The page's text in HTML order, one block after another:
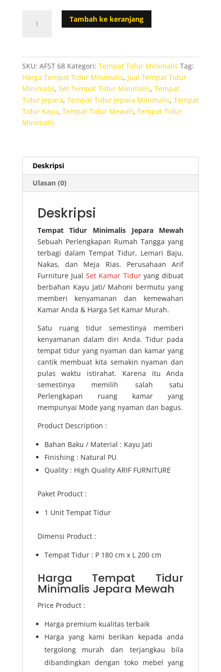
Tempat
Tambah ke keranjang
SKU: AFST 68 Kategori: Tempat Tidur Minimalis Tag:
Harga Tempat Tidur Minimalis, Jual Tempat Tidur
Minimalis, Set Tempat Tidur Minimalis, Tempat
Tidur Jepara, Tempat Tidur Jepara Minimalis, Tempat
Tidur Kayu, Tempat Tidur Mewah, Tempat Tidur
Minimalis
Deskripsi
Ulasan (0)
Deskripsi
Tempat Tidur Minimalis Jepara Mewah
Sebuah Perlengkapan Rumah Tangga yang
terbagi dalam Tempat Tidur, Lemari Baju,
Nakas, dan Meja Rias. Perusahaan Arif
Furniture JualSet Kamar Tiduryang dibuat
berbahan Kayu Jati/ Mahoni bermutu yang
memberi kenyamanan dan kemewahan
Kamar Anda & Harga Set Kamar Murah.
Satu ruang tidur semestinya memberi
kenyamanan dalam diri Anda. Tidur pada
tempat tidur yang nyaman dan kamar yang
cantik membuat kita semakin nyaman dan
pulas waktu istirahat. Karena itu Anda
semestinya memilih salah satu
Perlengkapan ruang kamar yang
mempunyai Mode yang nyaman dan bagus.
Product Description :
Bahan Baku / Material : Kayu Jati
Finishing : Natural PU
Quality : High Quality ARIF FURNITURE
Paket Product :
1 Unit Tempat Tidur
Dimensi Product :
Tempat Tidur : P 180 cm x L 200 cm
Harga Tempat Tidur
Minimalis Jepara Mewah
Price Product :
Harga premium kualitas terbaik
Harga yang kami berikan kepada anda
tergolong murah dan terjangkau bila
dibandingkan dengan toko mebel yang